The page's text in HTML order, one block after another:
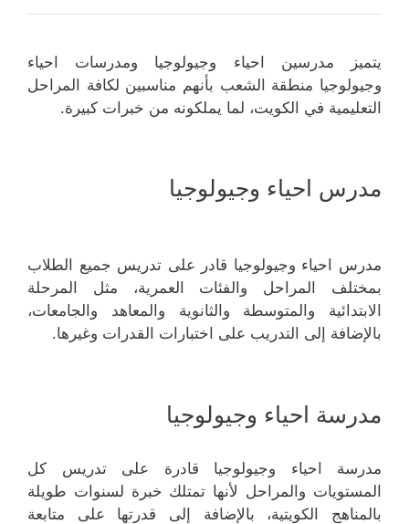
يتميز مدرسين احياء وجيولوجيا ومدرسات احياء
وجيولوجيا منطقة الشعب بأنهم مناسبين لكافة المراحل
التعليمية في الكويت، لما يملكونه من خبرات كبيرة.
مدرس احياء وجيولوجيا
مدرس احياء وجيولوجيا قادر على تدريس جميع الطلاب
بمختلف المراحل والفئات العمرية، مثل المرحلة
الابتدائية والمتوسطة والثانوية والمعاهد والجامعات،
بالإضافة إلى التدريب على اختبارات القدرات وغيرها.
مدرسة احياء وجيولوجيا
مدرسة احياء وجيولوجيا قادرة على تدريس كل
المستويات والمراحل لأنها تمتلك خبرة لسنوات طويلة
بالمناهج الكويتية، بالإضافة إلى قدرتها على متابعة